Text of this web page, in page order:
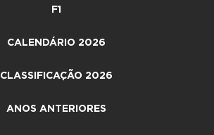
F1
CALENDÁRIO 2026
CLASSIFICAÇÃO 2026
ANOS ANTERIORES